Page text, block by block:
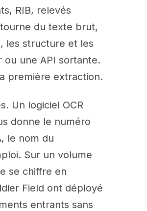
RIB, relevés
du texte brut,
les structure et les
ou une API sortante.
première extraction.
Un logiciel OCR
donne le numéro
le nom du
Sur un volume
se chiffre en
Field ont déployé
entrants sans